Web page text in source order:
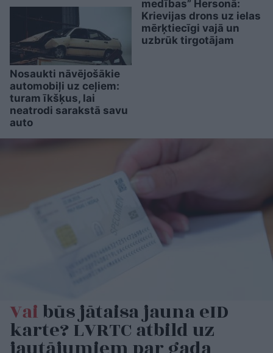
Nosaukti nāvējošākie
automobiļi uz ceļiem:
turam īkšķus, lai
neatrodi sarakstā savu
auto
medības” Hersonā:
Krievijas drons uz ielas
mērķtiecīgi vajā un
uzbrūk tirgotājam
Vaibūs jātaisa jauna eID
karte? LVRTC atbild uz